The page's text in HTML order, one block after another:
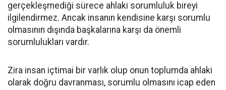
gerçekleşmediği sürece ahlaki sorumluluk bireyi
ilgilendirmez. Ancak insanın kendisine karşı sorumlu
olmasının dışında başkalarına karşı da önemli
sorumlulukları vardır.
Zira insan içtimai bir varlık olup onun toplumda ahlaki
olarak doğru davranması, sorumlu olmasını icap eden